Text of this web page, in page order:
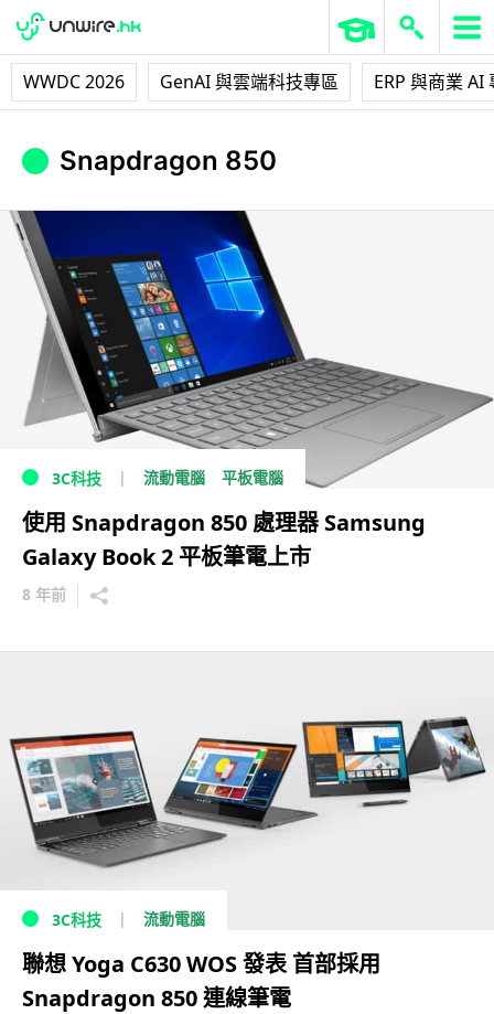
WWDC 2026 GenAI 與雲端科技專區 ERP 與商業 AI
Snapdragon 850
3C科技 流動電腦 平板電腦
使用 Snapdragon 850 處理器 Samsung
Galaxy Book 2 平板筆電上市
8 年前
3C科技 流動電腦
聯想 Yoga C630 WOS 發表 首部採用
Snapdragon 850 連線筆電